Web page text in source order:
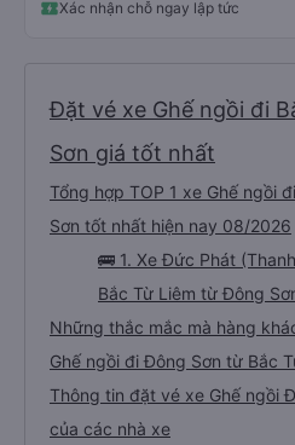
hơn khi sử dụng dịch vụ của nhà xe Đức Phát. Thái độ làm việc
Xác nhận chỗ ngay lập tức
Đặt vé xe Ghế ngồi đi
Sơn giá tốt nhất
Tổng hợp TOP 1 xe Ghế ngồi
Sơn tốt nhất hiện nay 08/2026
🚌 1. Xe Đức Phát
Bắc Từ Liêm từ Đông
Những thắc mắc mà hàng
Ghế ngồi đi Đông Sơn từ Bắc
Thông tin đặt vé xe Ghế ngồi
của các nhà xe